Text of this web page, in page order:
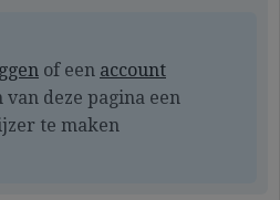
of een account
van deze pagina een
te maken